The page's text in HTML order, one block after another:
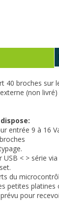
40 broches
(non livré)
entrée 9 à 16
< > série
du
petites
pour